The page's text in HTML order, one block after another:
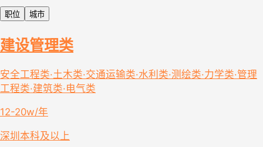
职位 城市
建设管理类
安全工程类·土木类·交通运输类·水利类·测绘类·力学类·管理
工程类·建筑类·电气类
12-20w/年
深圳 本科及以上